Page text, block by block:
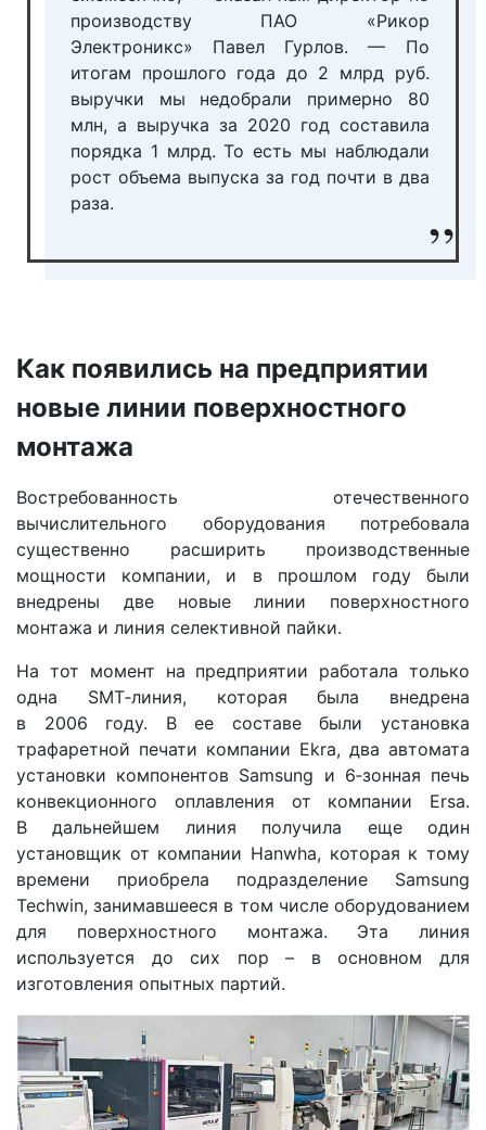
производству ПАО «Рикор
Электроникс» Павел Гурлов. — По
итогам прошлого года до 2 млрд руб.
выручки мы недобрали примерно 80
млн, а выручка за 2020 год составила
порядка 1 млрд. То есть мы наблюдали
рост объема выпуска за год почти в два
раза.
Как появились на предприятии
новые линии поверхностного
монтажа
Востребованность отечественного
вычислительного оборудования потребовала
существенно расширить производственные
мощности компании, и в прошлом году были
внедрены две новые линии поверхностного
монтажа и линия селективной пайки.
На тот момент на предприятии работала только
одна SMT‑линия, которая была внедрена
в 2006 году. В ее составе были установка
трафаретной печати компании Ekra, два автомата
установки компонентов Samsung и 6‑зонная печь
конвекционного оплавления от компании Ersa.
В дальнейшем линия получила еще один
установщик от компании Hanwha, которая к тому
времени приобрела подразделение Samsung
Techwin, занимавшееся в том числе оборудованием
для поверхностного монтажа. Эта линия
используется до сих пор – в основном для
изготовления опытных партий.